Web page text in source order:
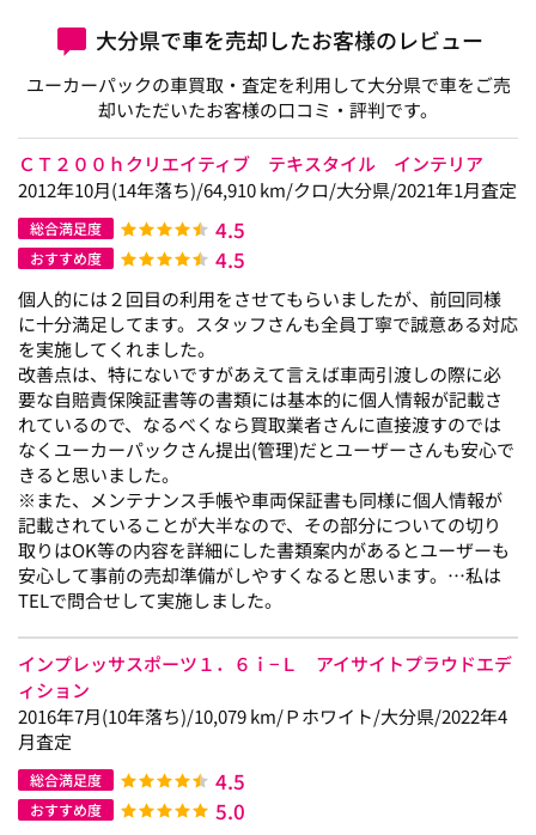
大分県で車を売却したお客様のレビュー
ユーカーパックの車買取・査定を利用して大分県で車をご売
却いただいたお客様の口コミ・評判です。
ＣＴ２００ｈクリエイティブ テキスタイル インテリア
2012年10月(14年落ち)/64,910 km/クロ/大分県/2021年1月査定
総合満足度 4.5
おすすめ度 4.5
個人的には２回目の利用をさせてもらいましたが、前回同様
に十分満足してます。スタッフさんも全員丁寧で誠意ある対応
を実施してくれました。
改善点は、特にないですがあえて言えば車両引渡しの際に必
要な自賠責保険証書等の書類には基本的に個人情報が記載さ
れているので、なるべくなら買取業者さんに直接渡すのでは
なくユーカーパックさん提出(管理)だとユーザーさんも安心で
きると思いました。
※また、メンテナンス手帳や車両保証書も同様に個人情報が
記載されていることが大半なので、その部分についての切り
取りはOK等の内容を詳細にした書類案内があるとユーザーも
安心して事前の売却準備がしやすくなると思います。…私は
TELで問合せして実施しました。
インプレッサスポーツ１．６ｉ−Ｌ アイサイトプラウドエデ
ィション
2016年7月(10年落ち)/10,079 km/Ｐホワイト/大分県/2022年4
月査定
総合満足度 4.5
おすすめ度 5.0